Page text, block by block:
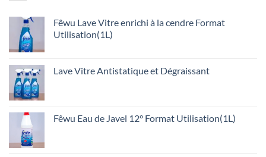
Fêwu Lave Vitre enrichi à la cendre Format
Utilisation(1L)
Lave Vitre Antistatique et Dégraissant
Fêwu Eau de Javel 12° Format Utilisation(1L)